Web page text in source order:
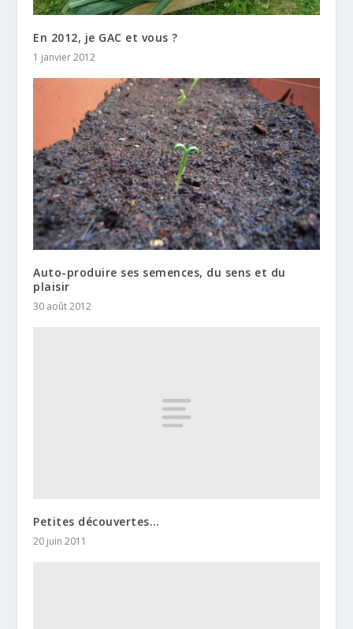
En 2012, je GAC et vous ?
1 janvier 2012
Auto-produire ses semences, du sens et du
plaisir
30 août 2012
Petites découvertes…
20 juin 2011